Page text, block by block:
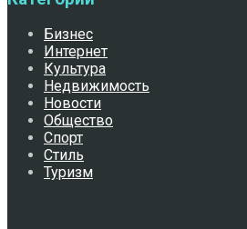
Бизнес
Интернет
Культура
Недвижимость
Новости
Общество
Спорт
Стиль
Туризм